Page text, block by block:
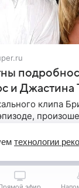
и Джастина
клипа
прямо
технологии